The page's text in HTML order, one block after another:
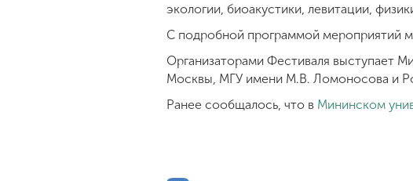
экологии, биоакустики, левитации,
С подробной программой мероприятий
Организаторами Фестиваля выступает
Москвы, МГУ имени М.В. Ломоносова и
Ранее сообщалось, что в Мининском